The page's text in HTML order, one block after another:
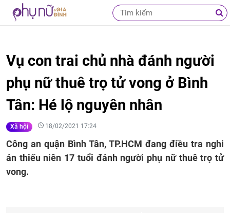
Vụ con trai chủ nhà đánh người
phụ nữ thuê trọ tử vong ở Bình
Tân: Hé lộ nguyên nhân
Xã hội 18/02/2021 17:24
Công an quận Bình Tân, TP.HCM đang điều tra nghi
án thiếu niên 17 tuổi đánh người phụ nữ thuê trọ tử
vong.